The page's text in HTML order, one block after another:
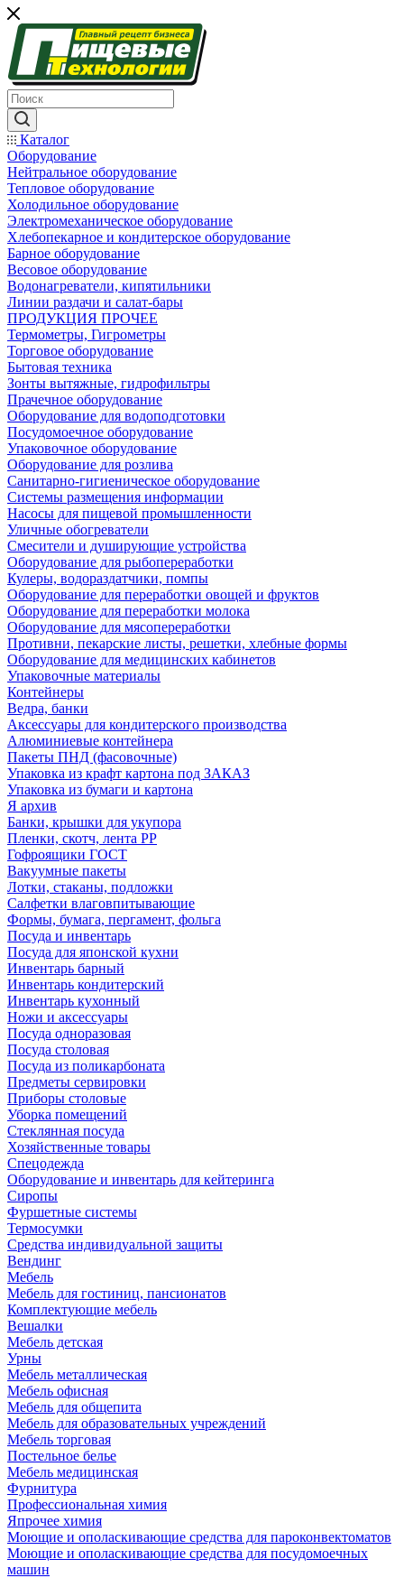
Каталог
Оборудование
Нейтральное оборудование
Тепловое оборудование
Холодильное оборудование
Электромеханическое оборудование
Хлебопекарное и кондитерское оборудование
Барное оборудование
Весовое оборудование
Водонагреватели, кипятильники
Линии раздачи и салат-бары
ПРОДУКЦИЯ ПРОЧЕЕ
Термометры, Гигрометры
Торговое оборудование
Бытовая техника
Зонты вытяжные, гидрофильтры
Прачечное оборудование
Оборудование для водоподготовки
Посудомоечное оборудование
Упаковочное оборудование
Оборудование для розлива
Санитарно-гигиеническое оборудование
Системы размещения информации
Насосы для пищевой промышленности
Уличные обогреватели
Смесители и душирующие устройства
Оборудование для рыбопереработки
Кулеры, водораздатчики, помпы
Оборудование для переработки овощей и фруктов
Оборудование для переработки молока
Оборудование для мясопереработки
Противни, пекарские листы, решетки, хлебные формы
Оборудование для медицинских кабинетов
Упаковочные материалы
Контейнеры
Ведра, банки
Аксессуары для кондитерского производства
Алюминиевые контейнера
Пакеты ПНД (фасовочные)
Упаковка из крафт картона под ЗАКАЗ
Упаковка из бумаги и картона
Я архив
Банки, крышки для укупора
Пленки, скотч, лента РР
Гофроящики ГОСТ
Вакуумные пакеты
Лотки, стаканы, подложки
Салфетки влаговпитывающие
Формы, бумага, пергамент, фольга
Посуда и инвентарь
Посуда для японской кухни
Инвентарь барный
Инвентарь кондитерский
Инвентарь кухонный
Ножи и аксессуары
Посуда одноразовая
Посуда столовая
Посуда из поликарбоната
Предметы сервировки
Приборы столовые
Уборка помещений
Стеклянная посуда
Хозяйственные товары
Спецодежда
Оборудование и инвентарь для кейтеринга
Сиропы
Фуршетные системы
Термосумки
Средства индивидуальной защиты
Вендинг
Мебель
Мебель для гостиниц, пансионатов
Комплектующие мебель
Вешалки
Мебель детская
Урны
Мебель металлическая
Мебель офисная
Мебель для общепита
Мебель для образовательных учреждений
Мебель торговая
Постельное белье
Мебель медицинская
Фурнитура
Профессиональная химия
Япрочее химия
Моющие и ополаскивающие средства для пароконвектоматов
Моющие и ополаскивающие средства для посудомоечных
машин